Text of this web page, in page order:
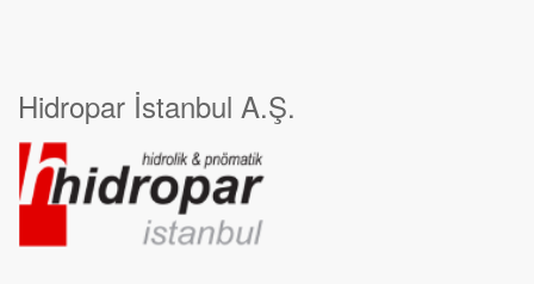
Hidropar İstanbul A.Ş.